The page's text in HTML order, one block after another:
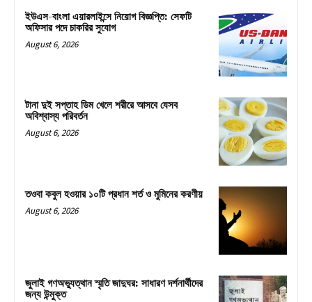
ইউএস-বাংলা এয়ারলাইন্সে নিয়োগ বিজ্ঞপ্তি: সেফটি
অফিসার পদে চাকরির সুযোগ
August 6, 2026
টানা দুই সপ্তাহ ডিম খেলে শরীরে আসবে যেসব
অবিশ্বাস্য পরিবর্তন
August 6, 2026
তওবা কবুল হওয়ার ১০টি প্রধান শর্ত ও মুমিনের করণীয়
August 6, 2026
জুলাই গণঅভ্যুত্থান স্মৃতি জাদুঘর: সাধারণ দর্শনার্থীদের
জন্য উন্মুক্ত